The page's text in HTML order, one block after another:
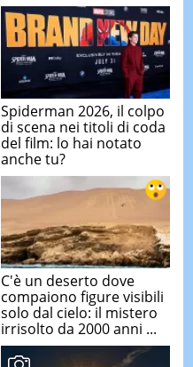
Spiderman 2026, il colpo
di scena nei titoli di coda
del film: lo hai notato
anche tu?
C'è un deserto dove
compaiono figure visibili
solo dal cielo: il mistero
irrisolto da 2000 anni ...